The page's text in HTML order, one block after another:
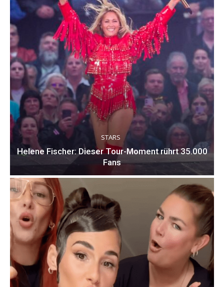
STARS
Helene Fischer: Dieser Tour-Moment rührt 35.000
Fans